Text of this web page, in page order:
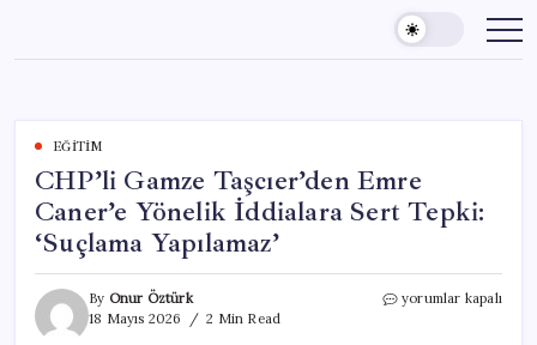
content
EĞITIM
CHP’li Gamze Taşcıer’den Emre
Caner’e Yönelik İddialara Sert Tepki:
‘Suçlama Yapılamaz’
By Onur Öztürk
18 Mayıs 2026
2 Min Read
CHP’li
yorumlar kapalı